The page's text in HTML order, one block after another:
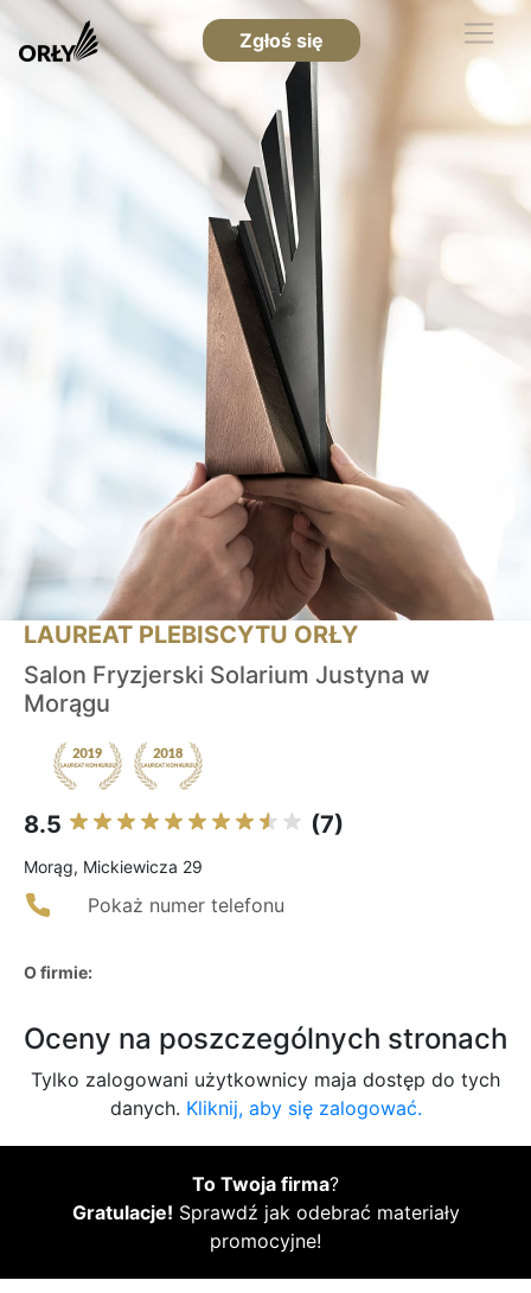
Zgłoś się
LAUREAT PLEBISCYTU ORŁY
Salon Fryzjerski Solarium Justyna w
Morągu
8.5 (7)
Morąg, Mickiewicza 29
Pokaż numer telefonu
O firmie:
Oceny na poszczególnych stronach
Tylko zalogowani użytkownicy maja dostęp do tych
danych. Kliknij, aby się zalogować.
To Twoja firma?
Gratulacje! Sprawdź jak odebrać materiały
promocyjne!